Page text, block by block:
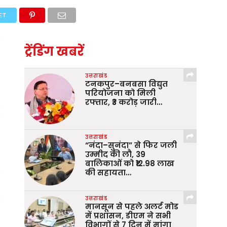
ट्रेंडिंग खबरें
उत्तराखंड
टनकपुर–बनबसा विद्युत
परियोजना को मिली
रफ्तार, ₹3 करोड़ जारी…
उत्तराखंड
“नंदा–सुनंदा” से फिर जली
उम्मीद की लौ, 39
बालिकाओं को ₹12.98 लाख
की सहायता…
उत्तराखंड
मानसून से पहले अलर्ट मोड
में प्रशासन, डीएम ने सभी
विभागों से 7 दिन में मांगा